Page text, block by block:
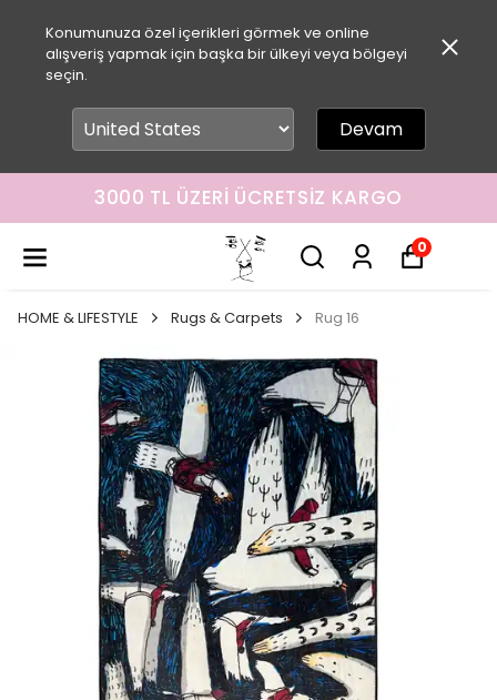
Konumunuza özel içerikleri görmek ve online
alışveriş yapmak için başka bir ülkeyi veya bölgeyi
seçin.
Devam
3000 TL ÜZERI ÜCRETSIZ KARGO
0
HOME & LIFESTYLE Rugs & Carpets Rug 16